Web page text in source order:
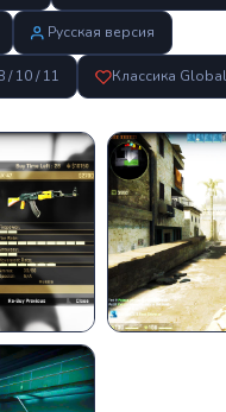
Русская версия
/ 10 / 11 Классика